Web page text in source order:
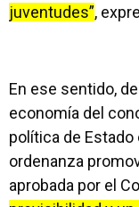
juventudes”,
En ese sentido,
economía del
política de Estado
ordenanza
aprobada por el